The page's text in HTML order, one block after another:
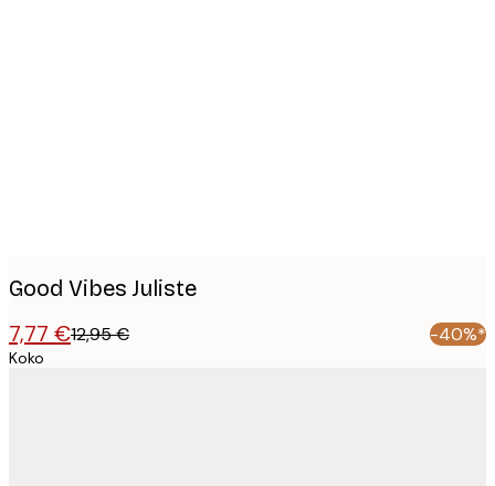
Good Vibes Juliste
7,77 €12,95 € -40%*
Koko